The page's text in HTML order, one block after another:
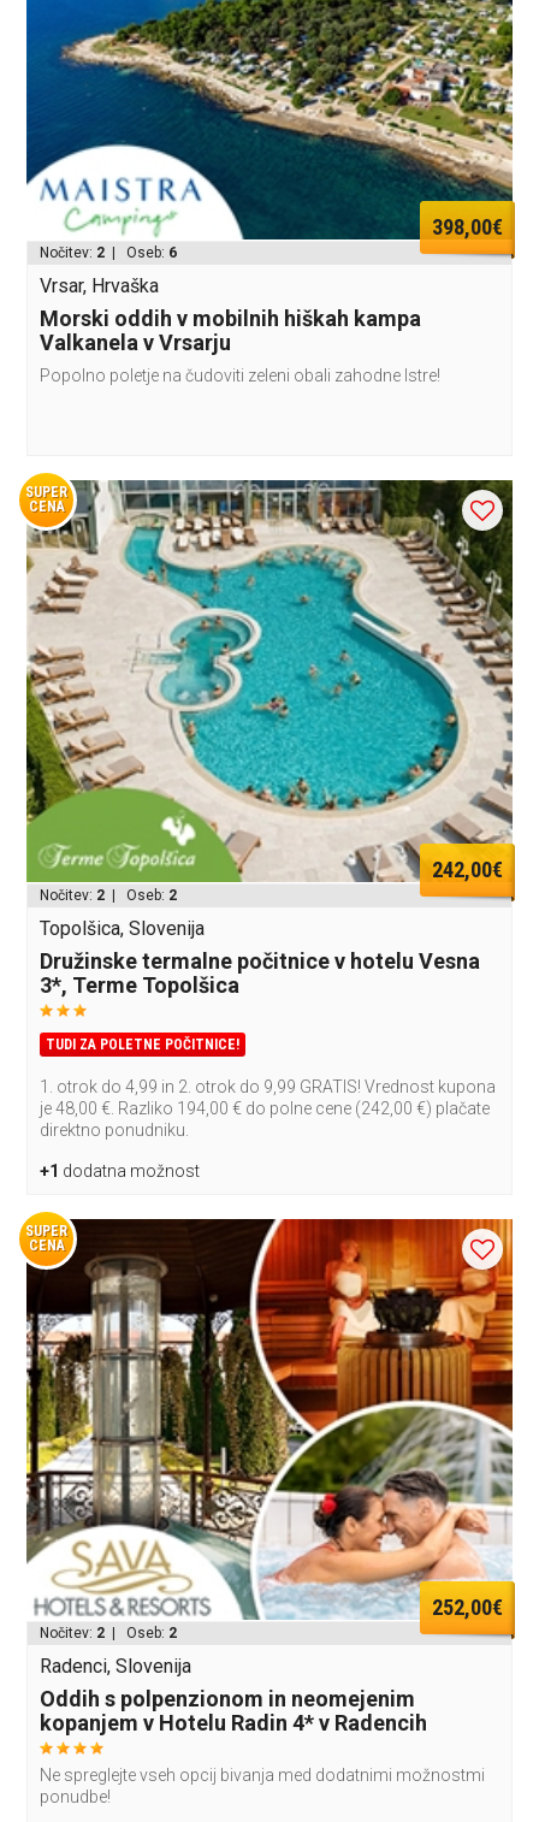
398,00€
Nočitev: 2 | Oseb: 6
Vrsar, Hrvaška
Morski oddih v mobilnih hiškah kampa
Valkanela v Vrsarju
Popolno poletje na čudoviti zeleni obali zahodne Istre!
SUPER
CENA
242,00€
Nočitev: 2 | Oseb: 2
Topolšica, Slovenija
Družinske termalne počitnice v hotelu Vesna
3*, Terme Topolšica
TUDI ZA POLETNE POČITNICE!
1. otrok do 4,99 in 2. otrok do 9,99 GRATIS! Vrednost kupona
je 48,00 €. Razliko 194,00 € do polne cene (242,00 €) plačate
direktno ponudniku.
+1 dodatna možnost
SUPER
CENA
252,00€
Nočitev: 2 | Oseb: 2
Radenci, Slovenija
Oddih s polpenzionom in neomejenim
kopanjem v Hotelu Radin 4* v Radencih
Ne spreglejte vseh opcij bivanja med dodatnimi možnostmi
ponudbe!